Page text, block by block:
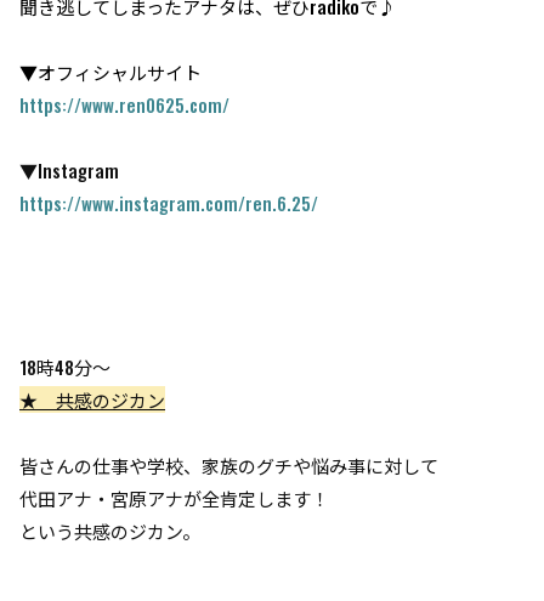
聞き逃してしまったアナタは、ぜひradikoで♪
▼オフィシャルサイト
https://www.ren0625.com/
▼Instagram
https://www.instagram.com/ren.6.25/
18時48分～
★ 共感のジカン
皆さんの仕事や学校、家族のグチや悩み事に対して
代田アナ・宮原アナが全肯定します！
という共感のジカン。